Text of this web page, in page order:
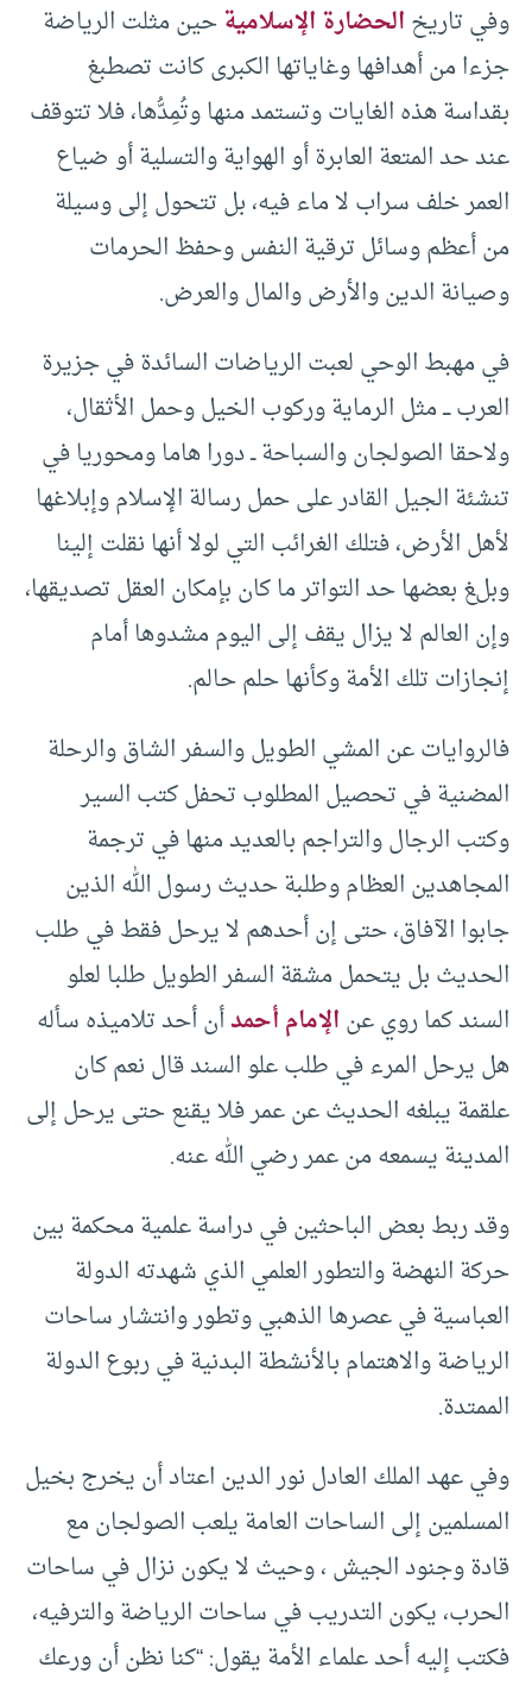
وفي تاريخالحضارة الإسلاميةحين مثلت الرياضة
جزءا من أهدافها وغاياتها الكبرى كانت تصطبغ
بقداسة هذه الغايات وتستمد منها وتُمِدُّها، فلا تتوقف
عند حد المتعة العابرة أو الهواية والتسلية أو ضياع
العمر خلف سراب لا ماء فيه، بل تتحول إلى وسيلة
من أعظم وسائل ترقية النفس وحفظ الحرمات
وصيانة الدين والأرض والمال والعرض.
في مهبط الوحي لعبت الرياضات السائدة في جزيرة
العرب ـــ مثل الرماية وركوب الخيل وحمل الأثقال،
ولاحقا الصولجان والسباحة ــ دورا هاما ومحوريا في
تنشئة الجيل القادر على حمل رسالة الإسلام وإبلاغها
لأهل الأرض، فتلك الغرائب التي لولا أنها نقلت إلينا
وبلغ بعضها حد التواتر ما كان بإمكان العقل تصديقها،
وإن العالم لا يزال يقف إلى اليوم مشدوها أمام
إنجازات تلك الأمة وكأنها حلم حالم.
فالروايات عن المشي الطويل والسفر الشاق والرحلة
المضنية في تحصيل المطلوب تحفل كتب السير
وكتب الرجال والتراجم بالعديد منها في ترجمة
المجاهدين العظام وطلبة حديث رسول الله الذين
جابوا الآفاق، حتى إن أحدهم لا يرحل فقط في طلب
الحديث بل يتحمل مشقة السفر الطويل طلبا لعلو
السند كما روي عنالإمام أحمدأن أحد تلاميذه سأله
هل يرحل المرء في طلب علو السند قال نعم كان
علقمة يبلغه الحديث عن عمر فلا يقنع حتى يرحل إلى
المدينة يسمعه من عمر رضي الله عنه.
وقد ربط بعض الباحثين في دراسة علمية محكمة بين
حركة النهضة والتطور العلمي الذي شهدته الدولة
العباسية في عصرها الذهبي وتطور وانتشار ساحات
الرياضة والاهتمام بالأنشطة البدنية في ربوع الدولة
الممتدة.
وفي عهد الملك العادل نور الدين اعتاد أن يخرج بخيل
المسلمين إلى الساحات العامة يلعب الصولجان مع
قادة وجنود الجيش ، وحيث لا يكون نزال في ساحات
الحرب، يكون التدريب في ساحات الرياضة والترفيه،
فكتب إليه أحد علماء الأمة يقول: “كنا نظن أن ورعك